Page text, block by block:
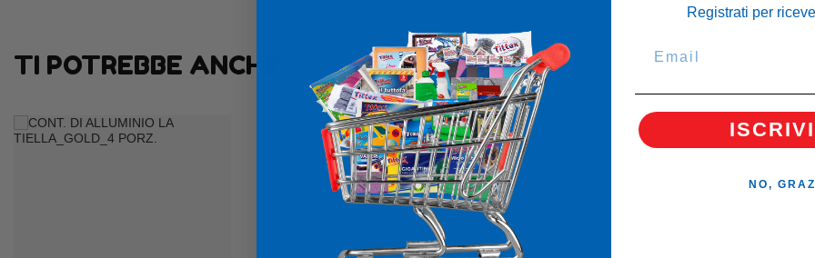
TI POTREBBE ANCHE INTERESSARE
Registrati per
NO,